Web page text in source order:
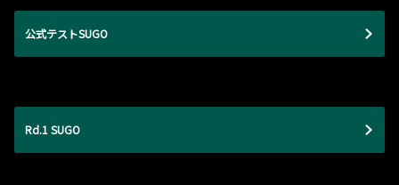
公式テストSUGO
Rd.1 SUGO